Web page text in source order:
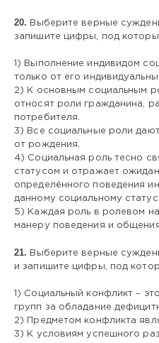
20. Выберите верные
запишите цифры, под
1) Выполнение индивидом
только от его
2) К основным социальным
относят роли гражданина,
потребителя.
3) Все социальные роли
от рождения.
4) Социальная роль тесно
статусом и отражает
определённого поведения
данному социальному
5) Каждая роль в ролевом
манеру поведения и
21. Выберите верные
и запишите цифры, под
1) Социальный конфликт –
групп за обладание
2) Предметом конфликта
3) К условиям успешного